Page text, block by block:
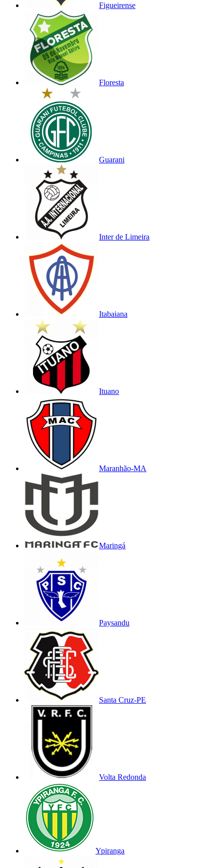
Figueirense
Floresta
Guarani
Inter de Limeira
Itabaiana
Ituano
Maranhão-MA
Maringá
Paysandu
Santa Cruz-PE
Volta Redonda
Ypiranga